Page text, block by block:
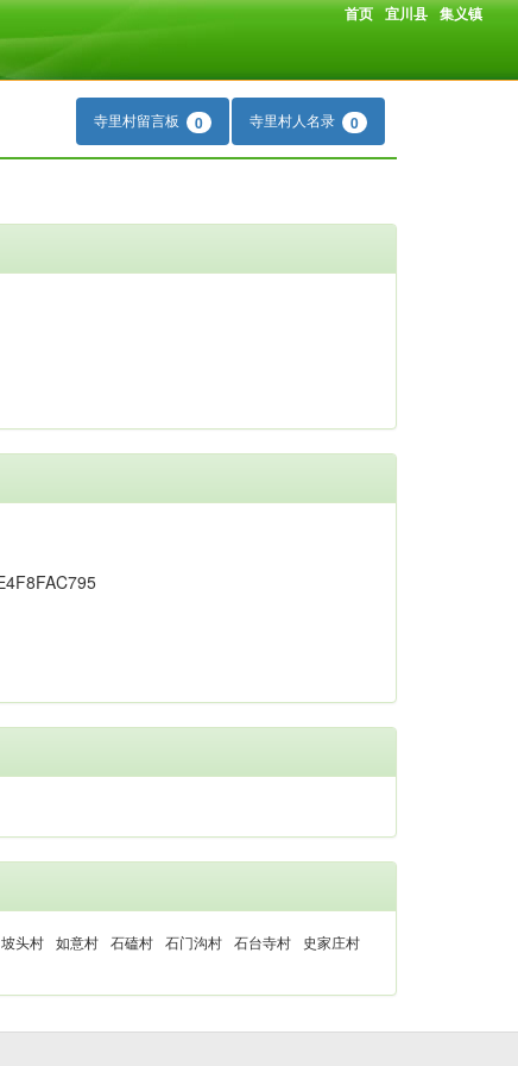
首页 宜川县 集义镇
寺里村留言板 0 寺里村人名录 0
坡头村 如意村 石磕村 石门沟村 石台寺村
史家庄村